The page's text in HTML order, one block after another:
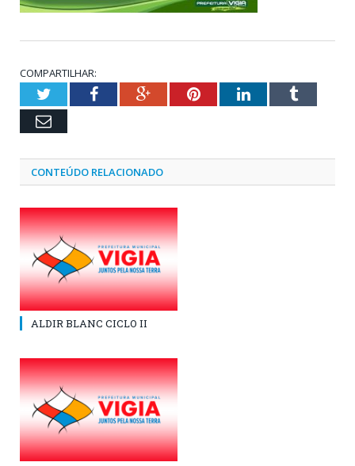
COMPARTILHAR:
TwitterFacebookGoogle+PinterestLinkedInTumblr
Email
CONTEÚDO RELACIONADO
ALDIR BLANC CICLO II